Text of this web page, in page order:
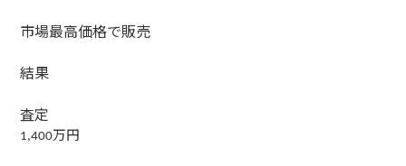
市場最高価格で販売
結果
査定
1,400万円